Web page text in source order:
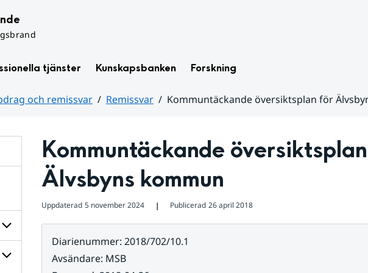
tjänster Kunskapsbanken Forskning
och remissvar Remissvar
Kommuntäckande översiktsplan för
för
Kommuntäckande
Älvsbyns kommun
Uppdaterad 5 november 2024 ❘ Publicerad 26 april 2018
Diarienummer: 2018/702/10.1
Avsändare: MSB